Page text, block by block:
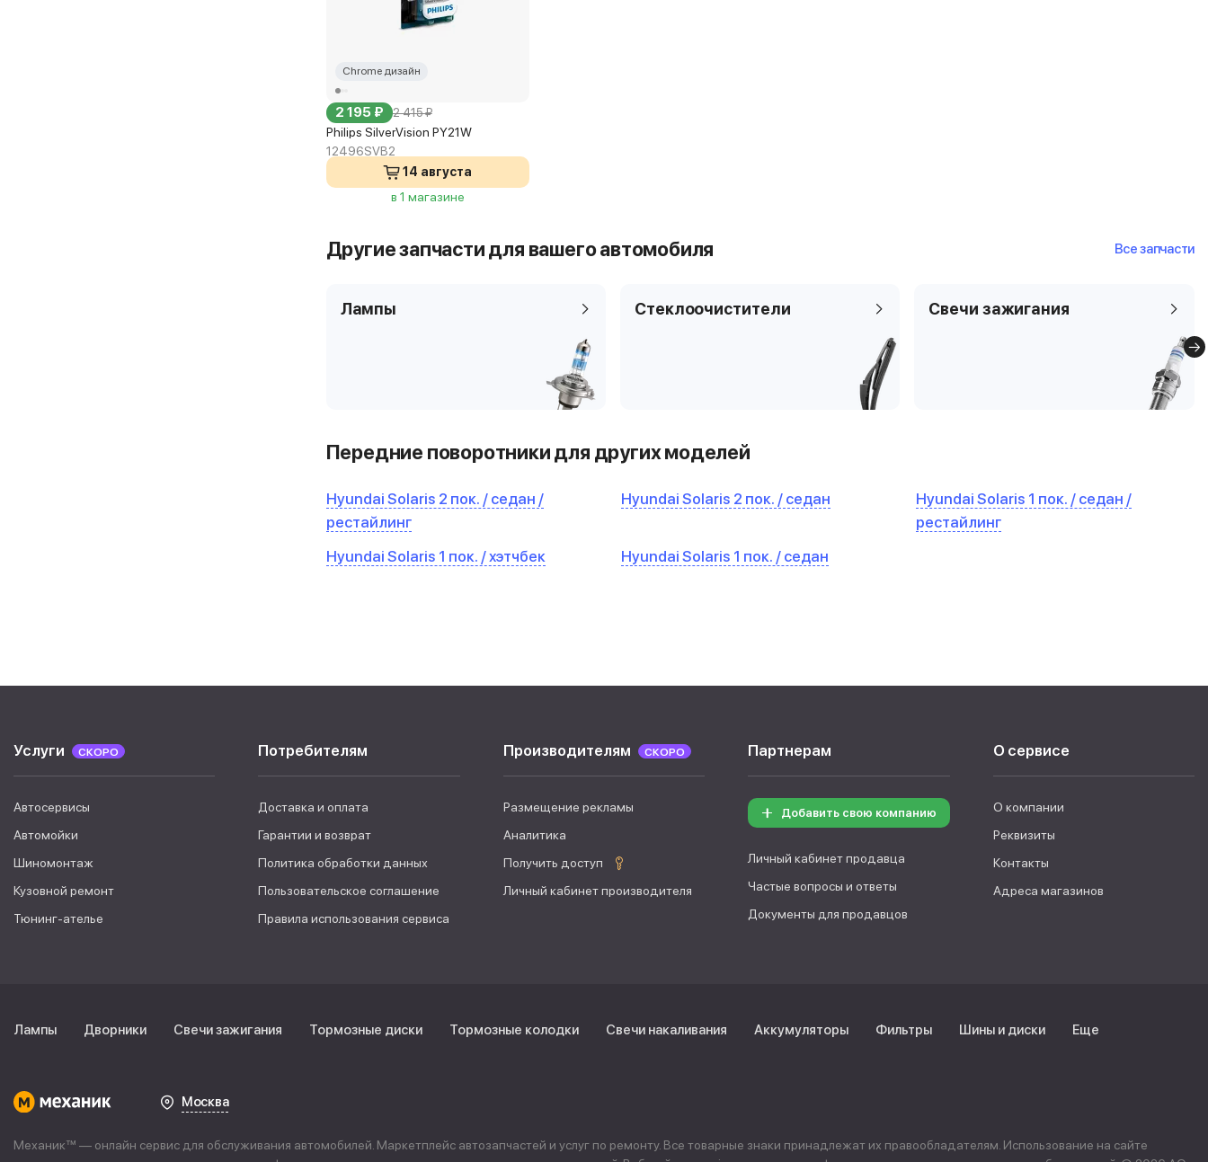
Chrome дизайн
2 195 ₽ 2 415 ₽
Philips SilverVision PY21W
12496SVB2
14 августа
в 1 магазине
Другие запчасти для вашего автомобиля Все запчасти
Лампы Стеклоочистители Свечи зажигания
Передние поворотники для других моделей
Hyundai Solaris 2 пок. / седан /
рестайлинг
Hyundai Solaris 2 пок. / седан
Hyundai Solaris 1 пок. / седан /
рестайлинг
Hyundai Solaris 1 пок. / хэтчбек
Hyundai Solaris 1 пок. / седан
Услуги СКОРО
Автосервисы
Автомойки
Шиномонтаж
Кузовной ремонт
Тюнинг-ателье
Потребителям
Доставка и оплата
Гарантии и возврат
Политика обработки данных
Пользовательское соглашение
Правила использования сервиса
Производителям СКОРО
Размещение рекламы
Аналитика
Получить доступ
Личный кабинет производителя
Партнерам
Добавить свою компанию
Личный кабинет продавца
Частые вопросы и ответы
Документы для продавцов
О сервисе
О компании
Реквизиты
Контакты
Адреса магазинов
Лампы Дворники Свечи зажигания Тормозные диски Тормозные колодки Свечи накаливания Аккумуляторы Фильтры Шины и диски Еще
Москва
Механик™ — онлайн сервис для обслуживания автомобилей. Маркетплейс автозапчастей и услуг по ремонту. Все товарные знаки принадлежат их правообладателям. Использование на сайте